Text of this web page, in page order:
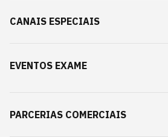
CANAIS ESPECIAIS
EVENTOS EXAME
PARCERIAS COMERCIAIS